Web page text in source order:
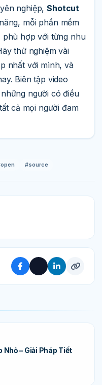
nghiệp,Shotcut
mỗi phần mềm
phù hợp với từng nhu
thử nghiệm vài
nhất với mình, và
Biên tập video
người có điều
cả mọi người đam
#source
Nhỏ – Giải Pháp Tiết